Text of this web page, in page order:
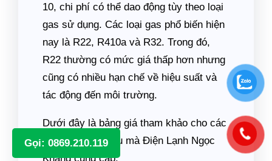
Gọi: 0869.210.119
10, chi phí có thể dao động tùy theo loại
gas sử dụng. Các loại gas phổ biến hiện
nay là R22, R410a và R32. Trong đó,
R22 thường có mức giá thấp hơn nhưng
cũng có nhiều hạn chế về hiệu suất và
tác động đến môi trường.
Dưới đây là bảng giá tham khảo cho các
hạng mục dịch vụ mà Điện Lạnh Ngọc
Khang cung cấp: